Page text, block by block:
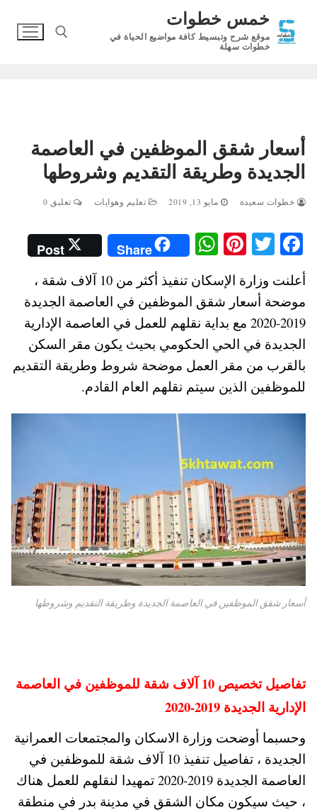
المحتوى
خمس خطوات
موقع شرح وتبسيط كافة مواضيع الحياة في
خطوات سهلة
أسعار شقق الموظفين في العاصمة
الجديدة وطريقة التقديم وشروطها
خطوات سعيدة مايو 13, 2019 تعليم وهوايات تعليق 0
Fa
bo
ok
T
wi
tte
r
Pi
nt
er
es
t
W
ha
ts
A
pp
Share
Post
أعلنت وزارة الإسكان تنفيذ أكثر من 10 آلاف شقة ،
موضحة أسعار شقق الموظفين في العاصمة الجديدة
2019-2020 مع بداية نقلهم للعمل في العاصمة الإدارية
الجديدة في الحي الحكومي بحيث يكون مقر السكن
بالقرب من مقر العمل موضحة شروط وطريقة التقديم
للموظفين الذين سيتم نقلهم العام القادم.
أسعار شقق الموظفين في العاصمة الجديدة وطريقة التقديم وشروطها
تفاصيل تخصيص 10 آلاف شقة للموظفين في العاصمة
الإدارية الجديدة 2019-2020
وحسبما أوضحت وزارة الاسكان والمجتمعات العمرانية
الجديدة ، تفاصيل تنفيذ 10 آلاف شقة للموظفين في
العاصمة الجديدة 2019-2020 تمهيدا لنقلهم للعمل هناك
، حيث سيكون مكان الشقق في مدينة بدر في منطقة